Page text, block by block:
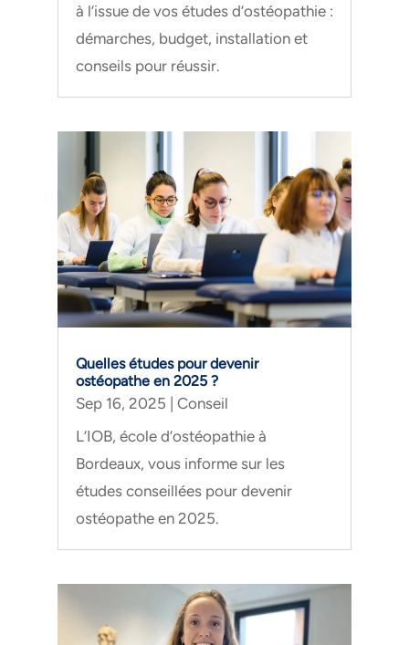
à l’issue de vos études d’ostéopathie :
démarches, budget, installation et
conseils pour réussir.
Quelles études pour devenir
ostéopathe en 2025 ?
Sep 16, 2025
Conseil
L’IOB, école d’ostéopathie à
Bordeaux, vous informe sur les
études conseillées pour devenir
ostéopathe en 2025.